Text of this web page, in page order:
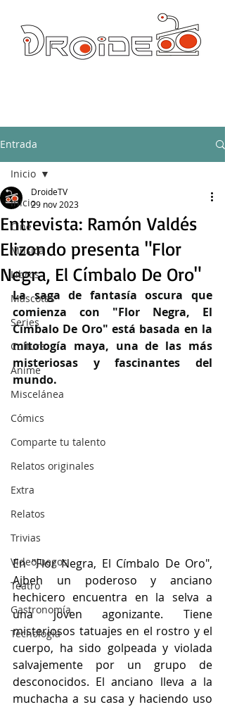
Entrada
Inicio
Cine
Música
Libros
Mascotas
Series
Cultura
Anime
Miscelánea
Cómics
Comparte tu talento
Relatos originales
Extra
Relatos
Trivias
Videojuegos
Teatro
Gastronomía
Tecnología
Inicio
Entrevista: Ramón Valdés
Elizondo presenta "Flor
Negra, El Címbalo De Oro"
DroideTV
29 nov 2023
La saga de fantasía oscura que
comienza con "Flor Negra, El
Címbalo De Oro" está basada en la
mitología maya, una de las más
misteriosas y fascinantes del
mundo.
En "Flor Negra, El Címbalo De Oro",
Ajbeh un poderoso y anciano
hechicero encuentra en la selva a
una joven agonizante. Tiene
misteriosos tatuajes en el rostro y el
cuerpo, ha sido golpeada y violada
salvajemente por un grupo de
desconocidos. El anciano lleva a la
muchacha a su casa y haciendo uso